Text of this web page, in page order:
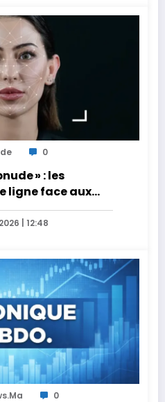
0
» : les
ligne face aux
artificielle
| 12:48
0